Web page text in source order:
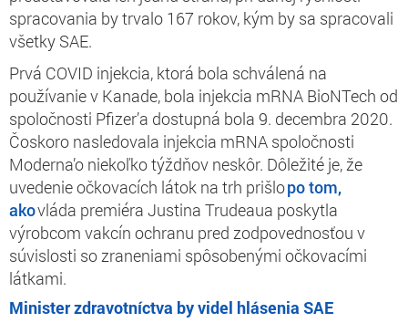
spracovania by trvalo 167 rokov, kým by sa spracovali
všetky SAE.
Prvá COVID injekcia, ktorá bola schválená na
používanie v Kanade, bola injekcia mRNA BioNTech od
spoločnosti Pfizer’a dostupná bola 9. decembra 2020.
Čoskoro nasledovala injekcia mRNA spoločnosti
Moderna’o niekoľko týždňov neskôr. Dôležité je, že
uvedenie očkovacích látok na trh prišlopo tom,
akovláda premiéra Justina Trudeaua poskytla
výrobcom vakcín ochranu pred zodpovednosťou v
súvislosti so zraneniami spôsobenými očkovacími
látkami.
Minister zdravotníctva by videl hlásenia SAE